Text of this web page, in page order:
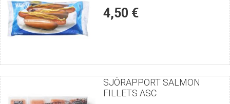
4,50 €
Puntúe
el
SJÖRAPPORT SALMON
FILLETS ASC